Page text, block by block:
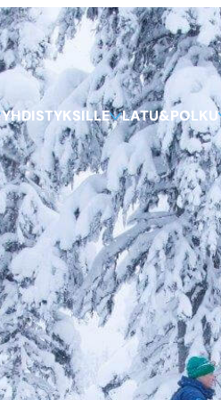
YHDISTYKSILLE LATU&POLKU